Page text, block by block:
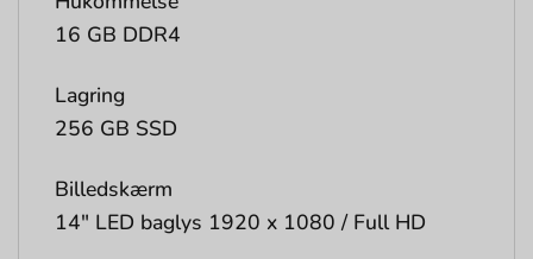
16 GB DDR4
Lagring
256 GB SSD
Billedskærm
14″ LED baglys 1920 x 1080 / Full HD